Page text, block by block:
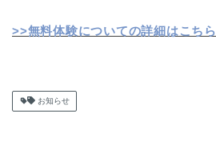
>>無料体験についての詳細はこちら
お知らせ